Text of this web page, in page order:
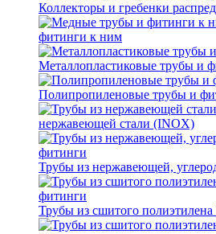
Коллекторы и гребенки
фитинги к ним
Металлопластиковые трубы и
Полипропиленовые трубы и
нержавеющей стали (INOX)
Трубы из нержавеющей,
Трубы из сшитого